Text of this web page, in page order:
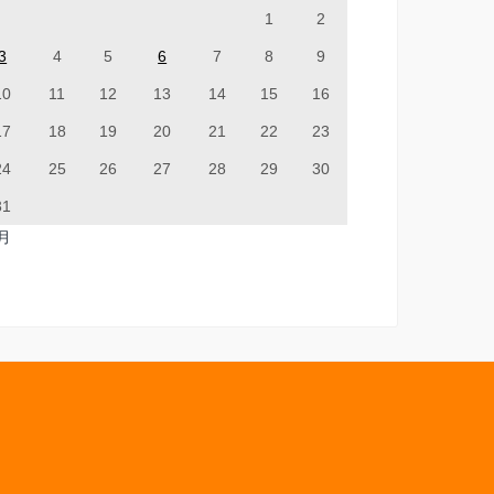
1 2
4 5 6 7 8 9
11 12 13 14 15 16
18 19 20 21 22 23
25 26 27 28 29 30